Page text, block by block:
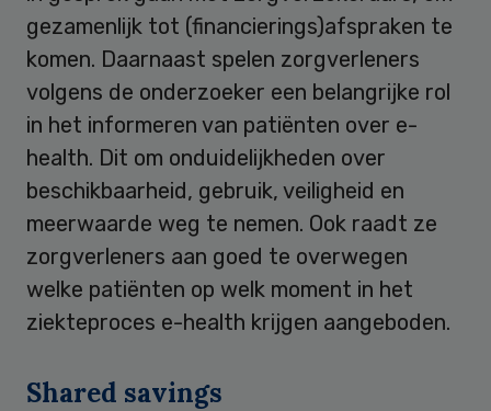
gezamenlijk tot (financierings)afspraken te
komen. Daarnaast spelen zorgverleners
volgens de onderzoeker een belangrijke rol
in het informeren van patiënten over e-
health. Dit om onduidelijkheden over
beschikbaarheid, gebruik, veiligheid en
meerwaarde weg te nemen. Ook raadt ze
zorgverleners aan goed te overwegen
welke patiënten op welk moment in het
ziekteproces e-health krijgen aangeboden.
Shared savings